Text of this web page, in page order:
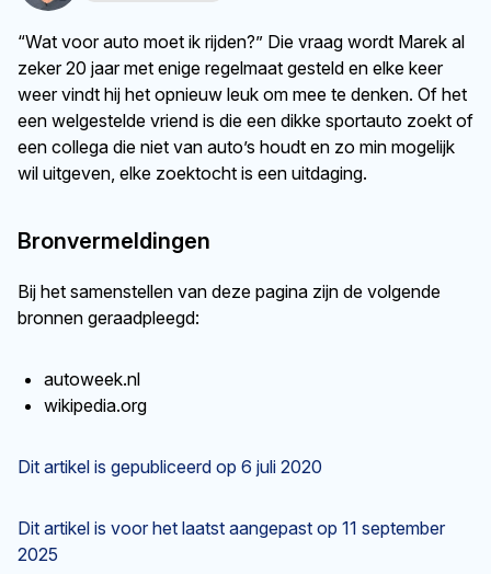
“Wat voor auto moet ik rijden?” Die vraag wordt Marek al
zeker 20 jaar met enige regelmaat gesteld en elke keer
weer vindt hij het opnieuw leuk om mee te denken. Of het
een welgestelde vriend is die een dikke sportauto zoekt of
een collega die niet van auto’s houdt en zo min mogelijk
wil uitgeven, elke zoektocht is een uitdaging.
Bronvermeldingen
Bij het samenstellen van deze pagina zijn de volgende
bronnen geraadpleegd:
autoweek.nl
wikipedia.org
Dit artikel is gepubliceerd op 6 juli 2020
Dit artikel is voor het laatst aangepast op 11 september
2025